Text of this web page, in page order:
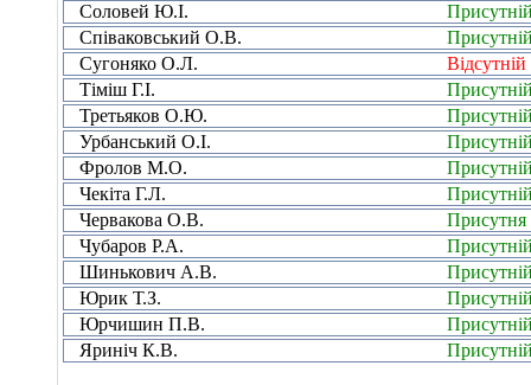
Соловей Ю.І.
Співаковський О.В.
Сугоняко О.Л.
Відсутній
Тіміш Г.І.
Третьяков О.Ю.
Урбанський О.І.
Фролов М.О.
Чекіта Г.Л.
Червакова О.В.
Присутня
Чубаров Р.А.
Шинькович А.В.
Юрик Т.З.
Юрчишин П.В.
Яриніч К.В.